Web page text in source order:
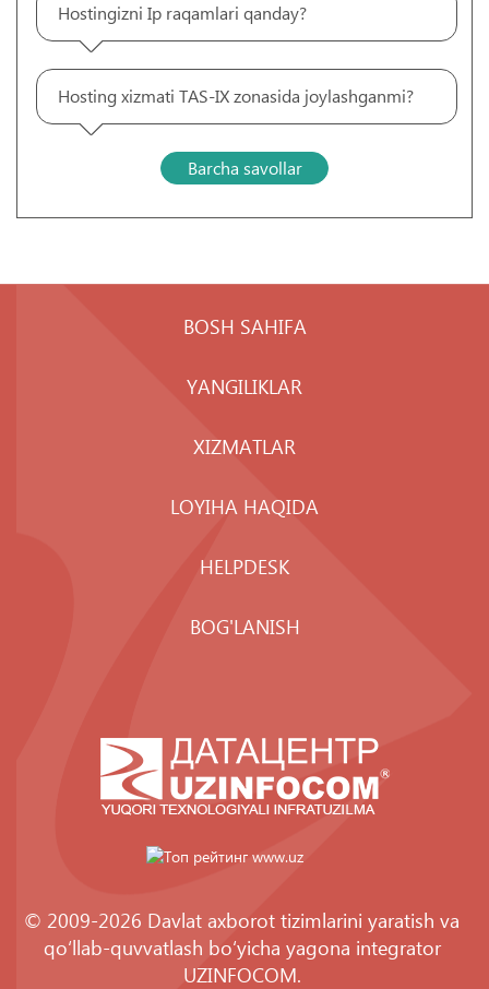
Hostingizni Ip raqamlari qanday?
Hosting xizmati TAS-IX zonasida joylashganmi?
Barcha savollar
BOSH SAHIFA
YANGILIKLAR
XIZMATLAR
LOYIHA HAQIDA
HELPDESK
BOG'LANISH
© 2009-2026 Davlat axborot tizimlarini yaratish va
qo‘llab-quvvatlash bo‘yicha yagona integrator
UZINFOCOM.